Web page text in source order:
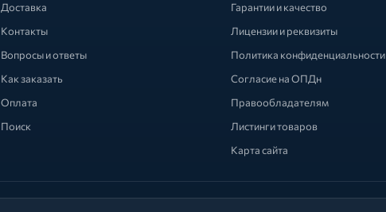
Доставка
Контакты
Вопросы и ответы
Как заказать
Оплата
Поиск
Гарантии и качество
Лицензии и реквизиты
Политика конфиденциальности
Согласие на ОПДн
Правообладателям
Листинги товаров
Карта сайта